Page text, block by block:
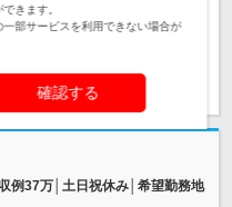
気になる
例37万│土日祝休み│希望勤務地
きます。
部サービスを利用できない場合が
確認する